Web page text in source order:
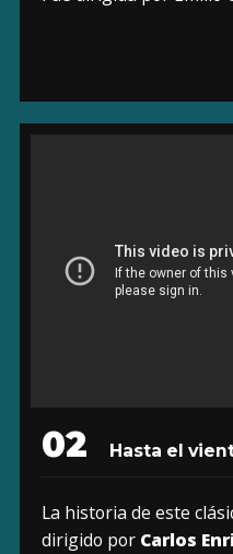
02 Hasta el
La historia de este
dirigido por Carlos